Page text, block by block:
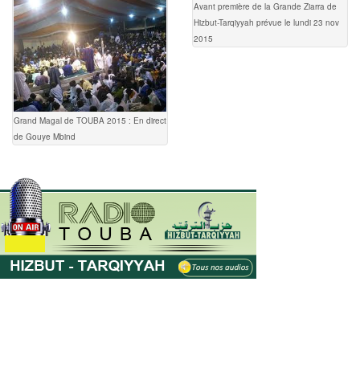
Grand Magal de TOUBA 2015 : En direct
de Gouye Mbind
Avant première de la Grande Ziarra de
Hizbut-Tarqiyyah prévue le lundi 23 nov
2015